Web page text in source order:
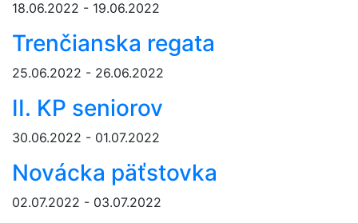
18.06.2022 - 19.06.2022
Trenčianska regata
25.06.2022 - 26.06.2022
II. KP seniorov
30.06.2022 - 01.07.2022
Novácka päťstovka
02.07.2022 - 03.07.2022